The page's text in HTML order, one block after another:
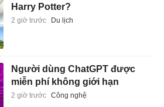
Harry Potter?
2 giờ trước Du lịch
Người dùng ChatGPT được
miễn phí không giới hạn
2 giờ trước Công nghệ